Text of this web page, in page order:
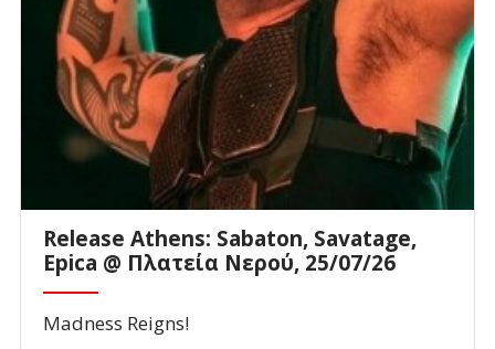
Release Athens: Sabaton, Savatage,
Epica @ Πλατεία Νερού, 25/07/26
Madness Reigns!